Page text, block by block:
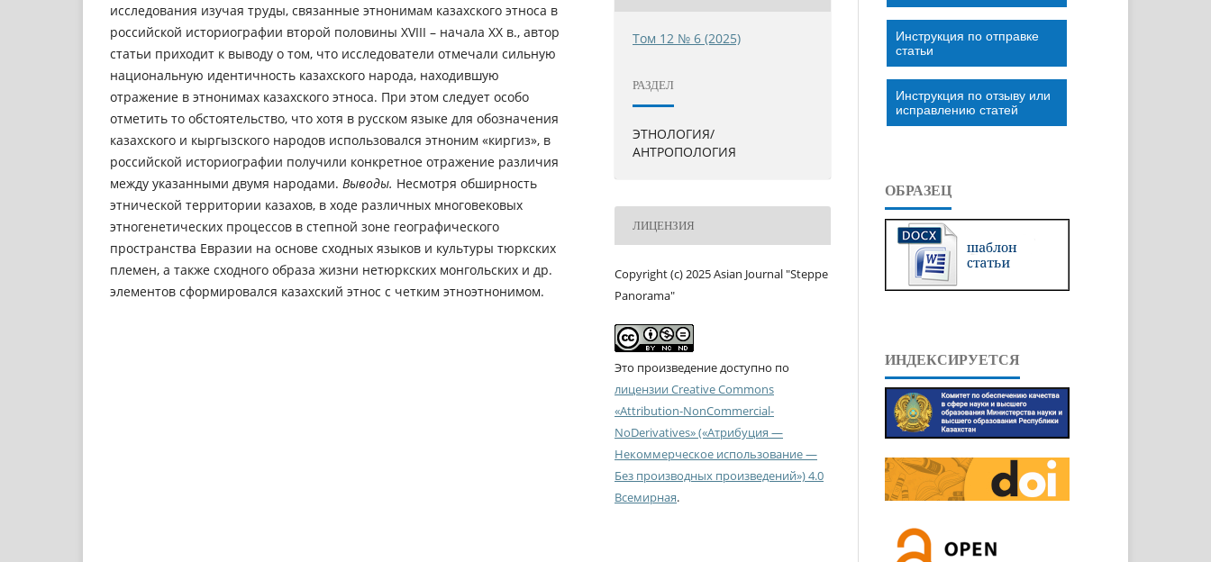
исследования изучая труды, связанные этнонимам казахского этноса в
российской историографии второй половины XVIII – начала XX в., автор
статьи приходит к выводу о том, что исследователи отмечали сильную
национальную идентичность казахского народа, находившую
отражение в этнонимах казахского этноса. При этом следует особо
отметить то обстоятельство, что хотя в русском языке для обозначения
казахского и кыргызского народов использовался этноним «киргиз», в
российской историографии получили конкретное отражение различия
между указанными двумя народами. Выводы. Несмотря обширность
этнической территории казахов, в ходе различных многовековых
этногенетических процессов в степной зоне географического
пространства Евразии на основе сходных языков и культуры тюркских
племен, а также сходного образа жизни нетюркских монгольских и др.
элементов сформировался казахский этнос с четким этноэтнонимом.
Том 12 № 6 (2025)
РАЗДЕЛ
ЭТНОЛОГИЯ/
АНТРОПОЛОГИЯ
ЛИЦЕНЗИЯ
Copyright (c) 2025 Asian Journal "Steppe
Panorama"
Это произведение доступно по
лицензии Creative Commons
«Attribution-NonCommercial-
NoDerivatives» («Атрибуция —
Некоммерческое использование —
Без производных произведений») 4.0
Всемирная.
Инструкция по отправке
статьи
Инструкция по отзыву или
исправлению статей
ОБРАЗЕЦ
ИНДЕКСИРУЕТСЯ